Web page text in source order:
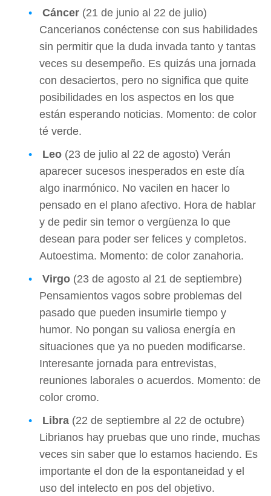
Cáncer (21 de junio al 22 de julio)
Cancerianos conéctense con sus habilidades
sin permitir que la duda invada tanto y tantas
veces su desempeño. Es quizás una jornada
con desaciertos, pero no significa que quite
posibilidades en los aspectos en los que
están esperando noticias. Momento: de color
té verde.
Leo (23 de julio al 22 de agosto) Verán
aparecer sucesos inesperados en este día
algo inarmónico. No vacilen en hacer lo
pensado en el plano afectivo. Hora de hablar
y de pedir sin temor o vergüenza lo que
desean para poder ser felices y completos.
Autoestima. Momento: de color zanahoria.
Virgo (23 de agosto al 21 de septiembre)
Pensamientos vagos sobre problemas del
pasado que pueden insumirle tiempo y
humor. No pongan su valiosa energía en
situaciones que ya no pueden modificarse.
Interesante jornada para entrevistas,
reuniones laborales o acuerdos. Momento: de
color cromo.
Libra (22 de septiembre al 22 de octubre)
Librianos hay pruebas que uno rinde, muchas
veces sin saber que lo estamos haciendo. Es
importante el don de la espontaneidad y el
uso del intelecto en pos del objetivo.